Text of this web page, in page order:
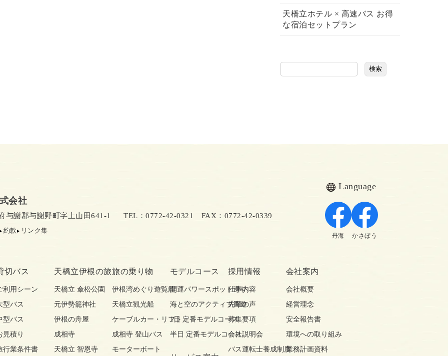
天橋立ホテル × 高速バス お得
な宿泊セットプラン
検索
会社
与謝郡与謝野町字上山田641-1 TEL：0772-42-0321 FAX：0772-42-0339
約款 リンク集
Language
丹海 かさぼう
切バス
利用シーン
型バス
型バス
見積り
行業条件書
天橋立伊根の旅
天橋立 傘松公園
元伊勢籠神社
伊根の舟屋
成相寺
天橋立 智恩寺
旅の乗り物
伊根湾めぐり遊覧船
天橋立観光船
ケーブルカー・リフト
成相寺 登山バス
モーターボート
モデルコース
開運パワースポット巡り
海と空のアクティブ周遊
1日 定番モデルコース
半日 定番モデルコース
採用情報
仕事内容
先輩の声
募集要項
会社説明会
バス運転士養成制度
会社案内
会社概要
経営理念
安全報告書
環境への取り組み
業務計画資料